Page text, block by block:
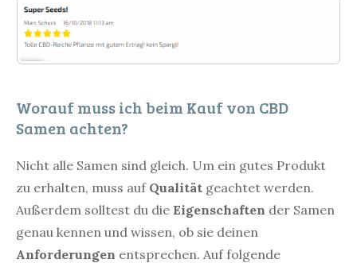
Worauf muss ich beim Kauf von CBD
Samen achten?
Nicht alle Samen sind gleich. Um ein gutes Produkt
zu erhalten, muss auf Qualität geachtet werden.
Außerdem solltest du die Eigenschaften der Samen
genau kennen und wissen, ob sie deinen
Anforderungen entsprechen. Auf folgende